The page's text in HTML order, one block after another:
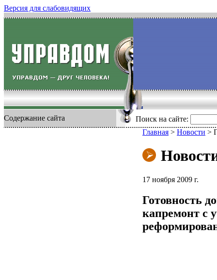
Версия для слабовидящих
Содержание сайта Поиск на сайте:
Главная > Новости >
17 ноября 2009 г.
Готовность
капремонт с